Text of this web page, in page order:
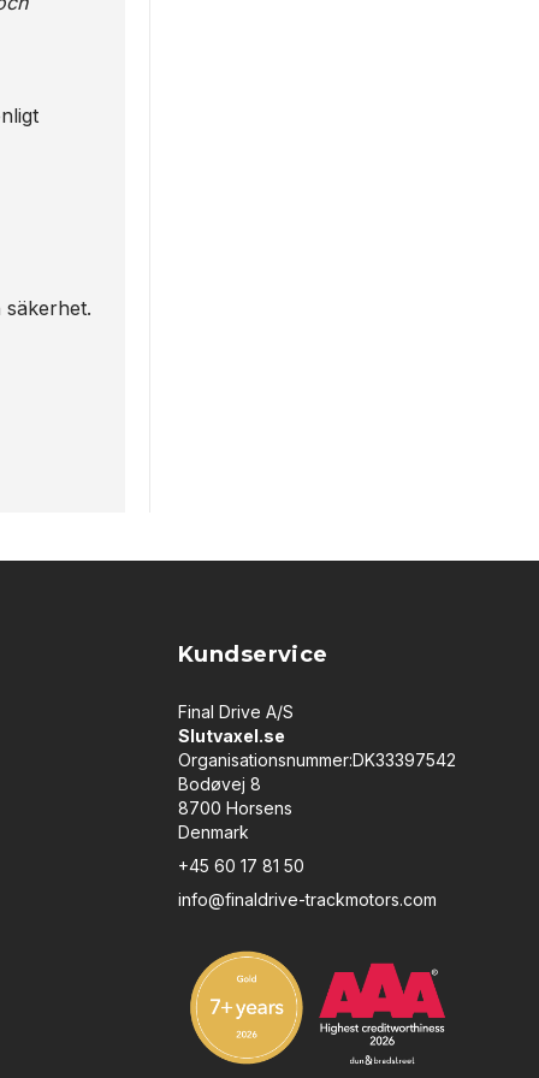
Kundservice
Final Drive A/S
Slutvaxel.se
Organisationsnummer:DK33397542
Bodøvej 8
8700 Horsens
Denmark
+45 60 17 81 50
info@finaldrive-trackmotors.com